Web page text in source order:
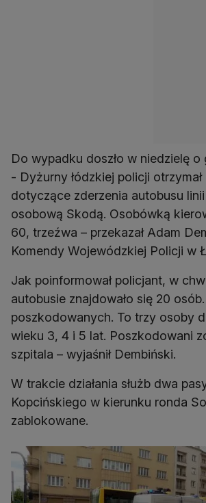
Do wypadku doszło w niedzielę o
- Dyżurny łódzkiej policji otrzymał
dotyczące zderzenia autobusu linii
osobową Skodą. Osobówką
60, trzeźwa – przekazał Adam
Komendy Wojewódzkiej Policji w
Jak poinformował policjant, w
autobusie znajdowało się 20
poszkodowanych. To trzy osoby
wieku 3, 4 i 5 lat. Poszkodowani
szpitala – wyjaśnił Dembiński.
W trakcie działania służb dwa
Kopcińskiego w kierunku ronda
zablokowane.